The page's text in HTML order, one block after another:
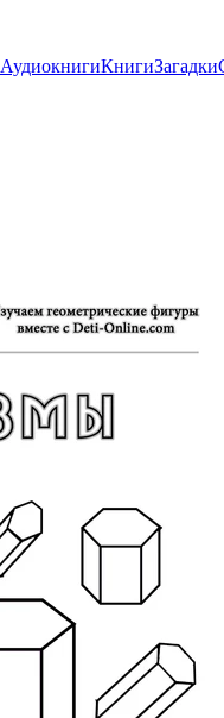
АудиокнигиКнигиЗагадки